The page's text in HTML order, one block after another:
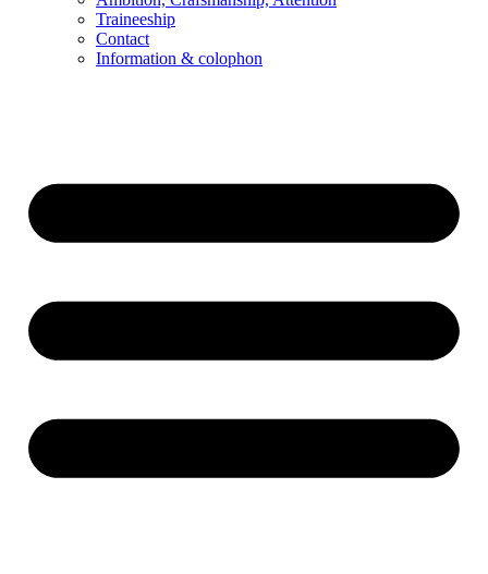
Traineeship
Contact
Information & colophon